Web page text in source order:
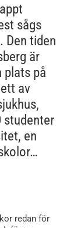
sågs
Den tiden
är
plats på
av
studenter
en
redan för